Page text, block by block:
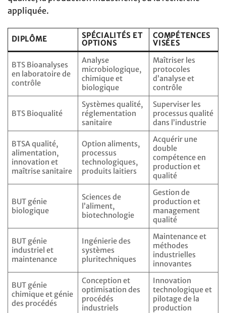
appliquée.
DIPLÔME
SPÉCIALITÉS ET
OPTIONS
COMPÉTENCES
VISÉES
BTS Bioanalyses
en laboratoire de
contrôle
Analyse
microbiologique,
chimique et
biologique
Maîtriser les
protocoles
d’analyse et
contrôle
BTS Bioqualité
Systèmes qualité,
réglementation
sanitaire
Superviser les
processus qualité
dans l’industrie
BTSA qualité,
alimentation,
innovation et
maîtrise sanitaire
Option aliments,
processus
technologiques,
produits laitiers
Acquérir une
double
compétence en
production et
qualité
BUT génie
biologique
Sciences de
l’aliment,
biotechnologie
Gestion de
production et
management
qualité
BUT génie
industriel et
maintenance
Ingénierie des
systèmes
pluritechniques
Maintenance et
méthodes
industrielles
innovantes
BUT génie
chimique et génie
des procédés
Conception et
optimisation des
procédés
industriels
Innovation
technologique et
pilotage de la
production